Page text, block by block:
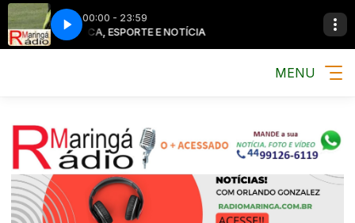
00:00 - 23:59
MÚSICA, ESPORTE E NOTÍCIA
MENU